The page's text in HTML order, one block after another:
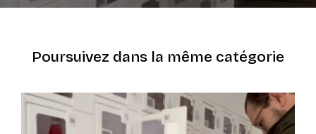
Poursuivez dans la même catégorie